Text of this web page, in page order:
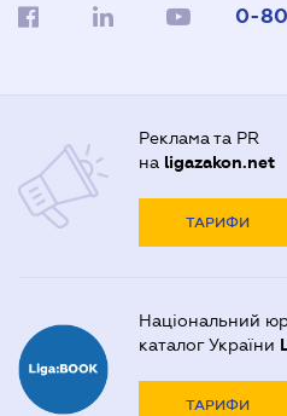
0-
Реклама та PR
на ligazakon.net
ТАРИФИ
Національний
каталог України
ТАРИФИ